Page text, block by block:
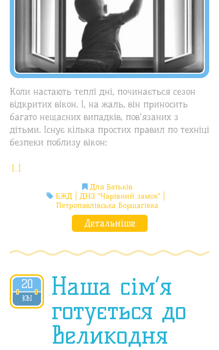
Коли настають теплі дні, починається сезон
відкритих вікон. І, на жаль, він приносить
багато нещасних випадків, пов’язаних з
дітьми. Існує кілька простих правил по техніці
безпеки поблизу вікон:
[…]
Для Батьків
БЖД
ДНЗ "Чарівний замок"
Петропавлівська Борщагівка
Детальніше
20
КВІ
2020
Наша сім’я
готується до
Великодня